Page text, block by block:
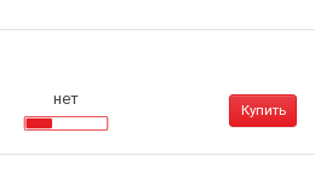
нет
Купить